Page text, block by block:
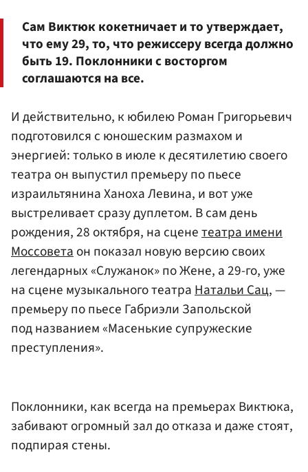
Сам Виктюк кокетничает и то утверждает,
что ему 29, то, что режиссеру всегда должно
быть 19. Поклонники с восторгом
соглашаются на все.
И действительно, к юбилею Роман Григорьевич
подготовился с юношеским размахом и
энергией: только в июле к десятилетию своего
театра он выпустил премьеру по пьесе
израильтянина Ханоха Левина, и вот уже
выстреливает сразу дуплетом. В сам день
рождения, 28 октября, на сценетеатра имени
Моссоветаон показал новую версию своих
легендарных «Служанок» по Жене, а 29-го, уже
на сцене музыкального театраНатальи Сац, —
премьеру по пьесе Габриэли Запольской
под названием «Масенькие супружеские
преступления».
Поклонники, как всегда на премьерах Виктюка,
забивают огромный зал до отказа и даже стоят,
подпирая стены.